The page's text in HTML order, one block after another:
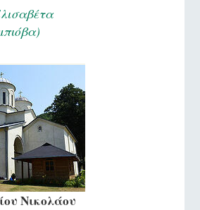
Νικολάου